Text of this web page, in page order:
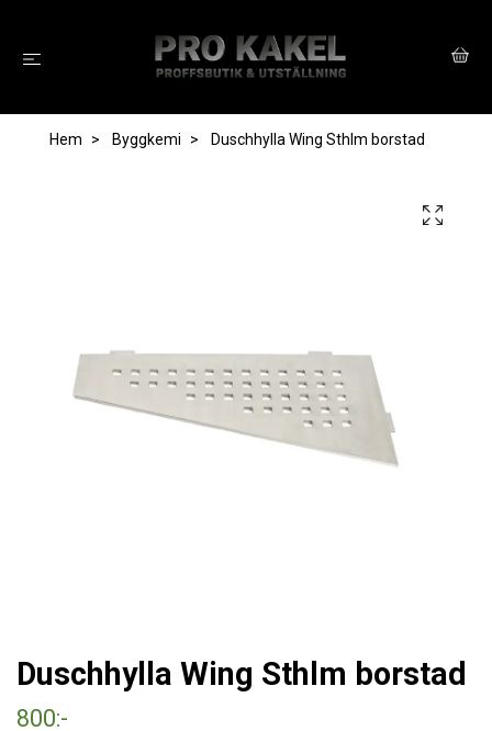
Hem Byggkemi Duschhylla Wing Sthlm borstad
Duschhylla Wing Sthlm borstad
800:-